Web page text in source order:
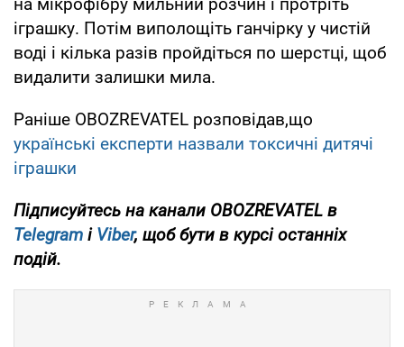
іграшку. Потім виполощіть ганчірку у чистій
воді і кілька разів пройдіться по шерстці, щоб
видалити залишки мила.
Раніше OBOZREVATEL розповідав,що
українські експерти назвали токсичні дитячі
іграшки
Підписуйтесь на канали OBOZREVATEL в
Telegram і Viber, щоб бути в курсі останніх
подій.